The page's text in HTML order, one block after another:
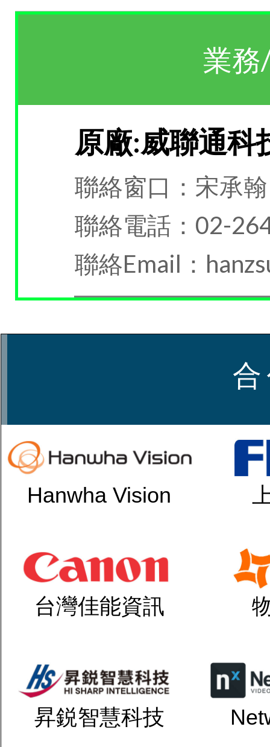
業務
原廠:威聯通科
聯絡窗口：宋承翰
聯絡電話：02-
聯絡Email：
合
Hanwha Vision
台灣佳能資訊
昇鋭智慧科技